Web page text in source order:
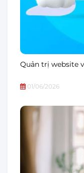
Quản trị website
01/06/2026